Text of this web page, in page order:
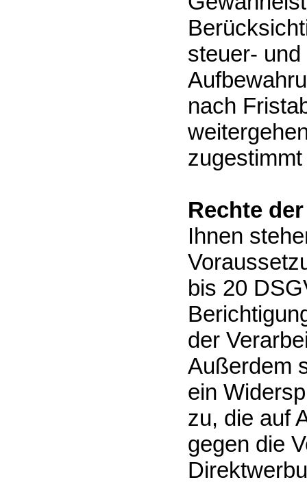
steuer-
nach
Rechte
Ihnen
bis 20
der
Außerdem
ein
zu, die auf
gegen die